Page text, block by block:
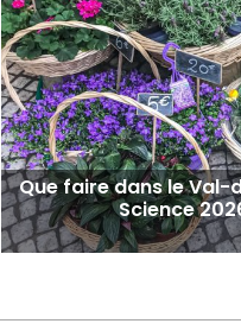
Que faire dans le Val-
Science